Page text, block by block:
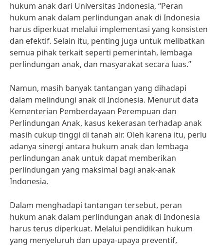
hukum anak dari Universitas Indonesia, “Peran
hukum anak dalam perlindungan anak di Indonesia
harus diperkuat melalui implementasi yang konsisten
dan efektif. Selain itu, penting juga untuk melibatkan
semua pihak terkait seperti pemerintah, lembaga
perlindungan anak, dan masyarakat secara luas.”
Namun, masih banyak tantangan yang dihadapi
dalam melindungi anak di Indonesia. Menurut data
Kementerian Pemberdayaan Perempuan dan
Perlindungan Anak, kasus kekerasan terhadap anak
masih cukup tinggi di tanah air. Oleh karena itu, perlu
adanya sinergi antara hukum anak dan lembaga
perlindungan anak untuk dapat memberikan
perlindungan yang maksimal bagi anak-anak
Indonesia.
Dalam menghadapi tantangan tersebut, peran
hukum anak dalam perlindungan anak di Indonesia
harus terus diperkuat. Melalui pendidikan hukum
yang menyeluruh dan upaya-upaya preventif,